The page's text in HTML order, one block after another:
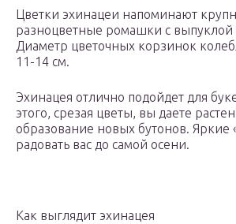
Цветки эхинацеи напоминают
разноцветные ромашки с выпуклой
Диаметр цветочных корзинок
11-14 см.
Эхинацея отлично подойдет для
этого, срезая цветы, вы даете
образование новых бутонов. Яркие
радовать вас до самой осени.
Как выглядит эхинацея